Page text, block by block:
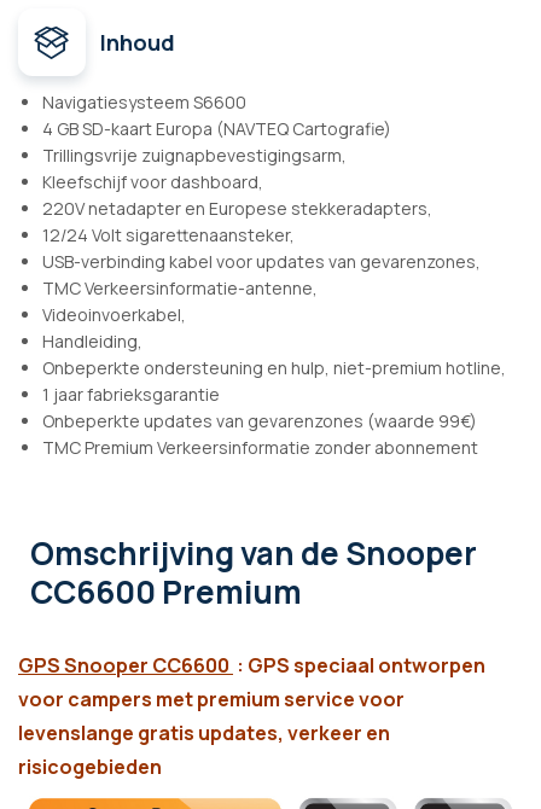
Inhoud
Navigatiesysteem S6600
4 GB SD-kaart Europa (NAVTEQ Cartografie)
Trillingsvrije zuignapbevestigingsarm,
Kleefschijf voor dashboard,
220V netadapter en Europese stekkeradapters,
12/24 Volt sigarettenaansteker,
USB-verbinding kabel voor updates van gevarenzones,
TMC Verkeersinformatie-antenne,
Videoinvoerkabel,
Handleiding,
Onbeperkte ondersteuning en hulp, niet-premium hotline,
1 jaar fabrieksgarantie
Onbeperkte updates van gevarenzones (waarde 99€)
TMC Premium Verkeersinformatie zonder abonnement
Omschrijvingvan de Snooper
CC6600 Premium
GPS Snooper CC6600 : GPS speciaal ontworpen
voor campers met premium service voor
levenslange gratis updates, verkeer en
risicogebieden